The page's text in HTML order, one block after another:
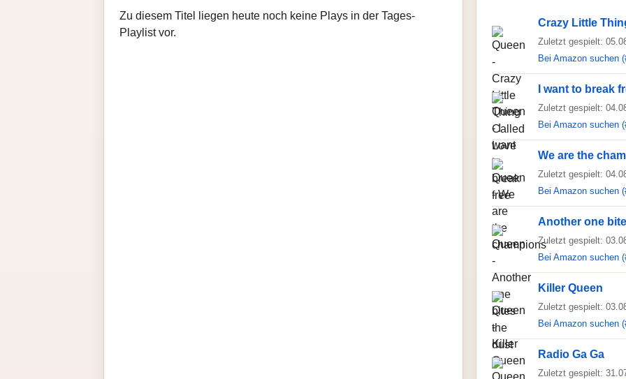
Zu diesem Titel liegen heute noch keine Plays in der Tages-
Playlist vor.
Crazy Little
Zuletzt gespielt:
Bei Amazon suchen
I want to break
Zuletzt gespielt:
Bei Amazon suchen
We are the
Zuletzt gespielt:
Bei Amazon suchen
Another one
Zuletzt gespielt:
Bei Amazon suchen
Killer Queen
Zuletzt gespielt:
Bei Amazon suchen
Radio Ga Ga
Zuletzt gespielt: